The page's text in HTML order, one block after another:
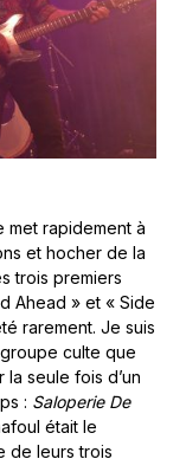
met rapidement à
et hocher de la
trois premiers
Ahead » et « Side
rarement. Je suis
culte que
seule fois d’un
: Saloperie De
était le
de leurs trois